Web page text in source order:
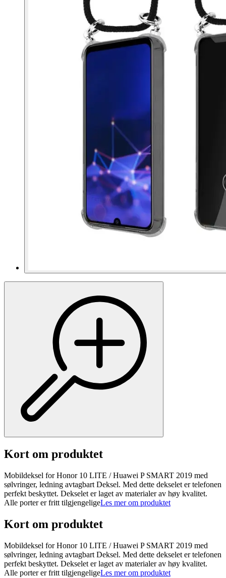
Kort om produktet
Mobildeksel for Honor 10 LITE / Huawei P SMART 2019 med
sølvringer, ledning avtagbart Deksel. Med dette dekselet er telefonen
perfekt beskyttet. Dekselet er laget av materialer av høy kvalitet.
Alle porter er fritt tilgjengeligeLes mer om produktet
Kort om produktet
Mobildeksel for Honor 10 LITE / Huawei P SMART 2019 med
sølvringer, ledning avtagbart Deksel. Med dette dekselet er telefonen
perfekt beskyttet. Dekselet er laget av materialer av høy kvalitet.
Alle porter er fritt tilgjengeligeLes mer om produktet